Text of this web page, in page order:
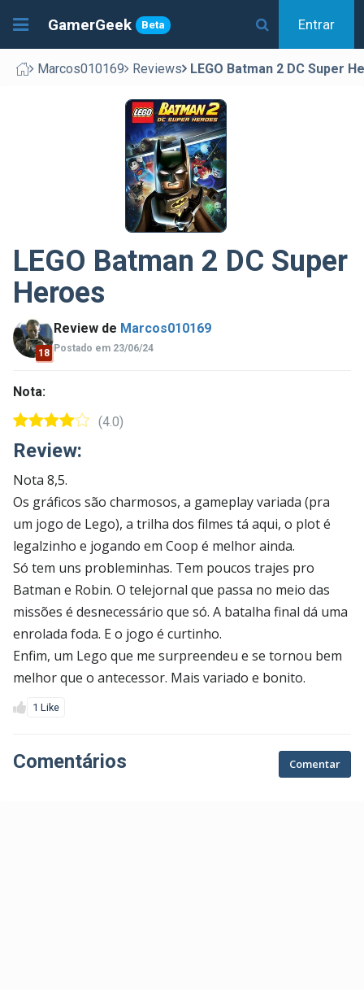
GamerGeek Beta Entrar
Marcos010169 Reviews LEGO Batman 2 DC Super
LEGO Batman 2 DC Super
Heroes
18
Review de Marcos010169
Postado em 23/06/24
Nota:
(4.0)
Review:
Nota 8,5.
Os gráficos são charmosos, a gameplay variada (pra
um jogo de Lego), a trilha dos filmes tá aqui, o plot é
legalzinho e jogando em Coop é melhor ainda.
Só tem uns probleminhas. Tem poucos trajes pro
Batman e Robin. O telejornal que passa no meio das
missões é desnecessário que só. A batalha final dá uma
enrolada foda. E o jogo é curtinho.
Enfim, um Lego que me surpreendeu e se tornou bem
melhor que o antecessor. Mais variado e bonito.
1 Like
Comentários Comentar